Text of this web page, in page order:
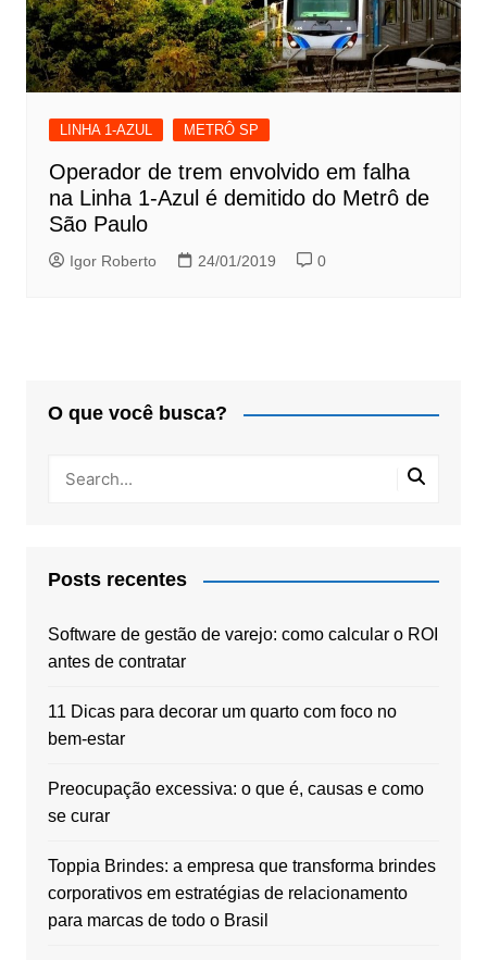
LINHA 1-AZUL METRÔ SP
Operador de trem envolvido em falha
na Linha 1-Azul é demitido do Metrô de
São Paulo
Igor Roberto 24/01/2019 0
O que você busca?
Posts recentes
Software de gestão de varejo: como calcular o ROI
antes de contratar
11 Dicas para decorar um quarto com foco no
bem-estar
Preocupação excessiva: o que é, causas e como
se curar
Toppia Brindes: a empresa que transforma brindes
corporativos em estratégias de relacionamento
para marcas de todo o Brasil